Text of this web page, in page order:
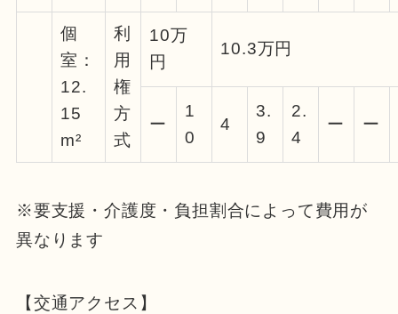
個
室：
12.
15
m²
利
用
権
方
式
10万
円
10.3万円
ー
1
0
4
3.
9
2.
4
ー ー
※要支援・介護度・負担割合によって費用が
異なります
【交通アクセス】